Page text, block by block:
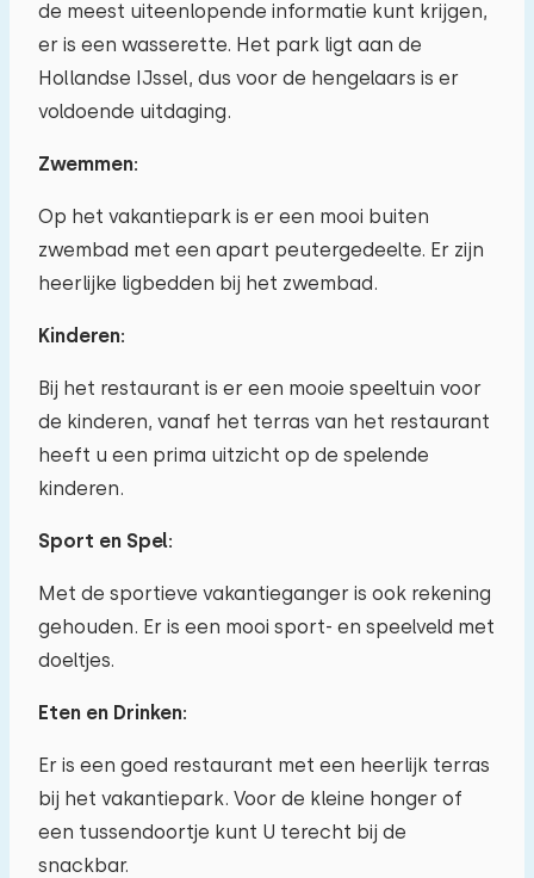
de meest uiteenlopende informatie kunt krijgen,
er is een wasserette. Het park ligt aan de
Hollandse IJssel, dus voor de hengelaars is er
voldoende uitdaging.
Zwemmen:
Op het vakantiepark is er een mooi buiten
zwembad met een apart peutergedeelte. Er zijn
heerlijke ligbedden bij het zwembad.
Kinderen:
Bij het restaurant is er een mooie speeltuin voor
de kinderen, vanaf het terras van het restaurant
heeft u een prima uitzicht op de spelende
kinderen.
Sport en Spel:
Met de sportieve vakantieganger is ook rekening
gehouden. Er is een mooi sport- en speelveld met
doeltjes.
Eten en Drinken:
Er is een goed restaurant met een heerlijk terras
bij het vakantiepark. Voor de kleine honger of
een tussendoortje kunt U terecht bij de
snackbar.